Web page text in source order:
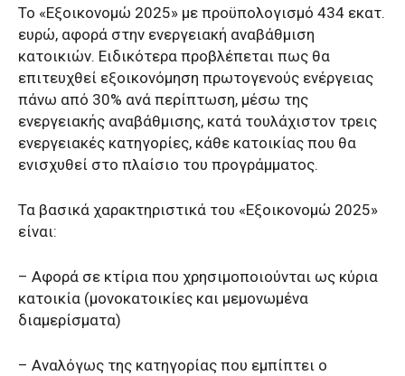
Το «Εξοικονομώ 2025» με προϋπολογισμό 434 εκατ.
ευρώ, αφορά στην ενεργειακή αναβάθμιση
κατοικιών. Ειδικότερα προβλέπεται πως θα
επιτευχθεί εξοικονόμηση πρωτογενούς ενέργειας
πάνω από 30% ανά περίπτωση, μέσω της
ενεργειακής αναβάθμισης, κατά τουλάχιστον τρεις
ενεργειακές κατηγορίες, κάθε κατοικίας που θα
ενισχυθεί στο πλαίσιο του προγράμματος.
Τα βασικά χαρακτηριστικά του «Εξοικονομώ 2025»
είναι:
– Αφορά σε κτίρια που χρησιμοποιούνται ως κύρια
κατοικία (μονοκατοικίες και μεμονωμένα
διαμερίσματα)
– Αναλόγως της κατηγορίας που εμπίπτει ο